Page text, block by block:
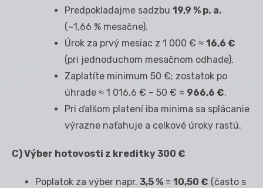
Predpokladajme sadzbu 19,9 % p. a.
(~1,66 % mesačne).
Úrok za prvý mesiac z 1 000 € ≈ 16,6 €
(pri jednoduchom mesačnom odhade).
Zaplatíte minimum 50 €; zostatok po
úhrade ≈ 1 016,6 € – 50 € = 966,6 €.
Pri ďalšom platení iba minima sa splácanie
výrazne naťahuje a celkové úroky rastú.
C) Výber hotovosti z kreditky 300 €
Poplatok za výber napr. 3,5 % = 10,50 € (často s